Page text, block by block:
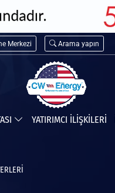
Merkezi Arama yapın
YATIRIMCI İLİŞKİLERİ